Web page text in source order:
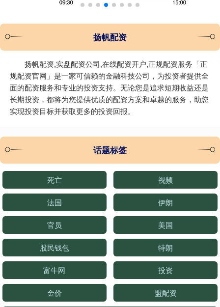
扬帆配资
扬帆配资,实盘配资公司,在线配资开户,正规配资服务「正
规配资官网」是一家可信赖的金融科技公司，为投资者提供全
面的配资服务和专业的投资支持。无论您是追求短期收益还是
长期投资，都将为您提供优质的配资方案和卓越的服务，助您
实现投资目标并获取更多的投资回报。
话题标签
死亡 视频
法国 伊朗
官员 美国
股民钱包 特朗
富牛网 投资
金价 盟配资